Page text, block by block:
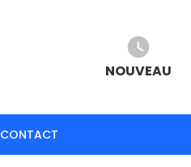
NOUVEAU
CONTACT